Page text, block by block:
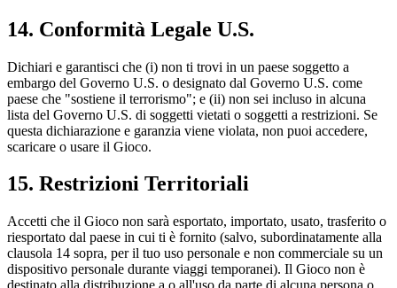
14. Conformità Legale U.S.
Dichiari e garantisci che (i) non ti trovi in un paese soggetto a
embargo del Governo U.S. o designato dal Governo U.S. come
paese che "sostiene il terrorismo"; e (ii) non sei incluso in alcuna
lista del Governo U.S. di soggetti vietati o soggetti a restrizioni. Se
questa dichiarazione e garanzia viene violata, non puoi accedere,
scaricare o usare il Gioco.
15. Restrizioni Territoriali
Accetti che il Gioco non sarà esportato, importato, usato, trasferito o
riesportato dal paese in cui ti è fornito (salvo, subordinatamente alla
clausola 14 sopra, per il tuo uso personale e non commerciale su un
dispositivo personale durante viaggi temporanei). Il Gioco non è